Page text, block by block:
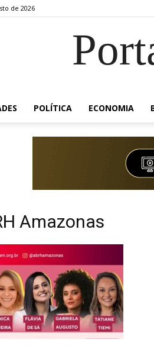
de 2026
POLÍTICA ECONOMIA
Amazonas